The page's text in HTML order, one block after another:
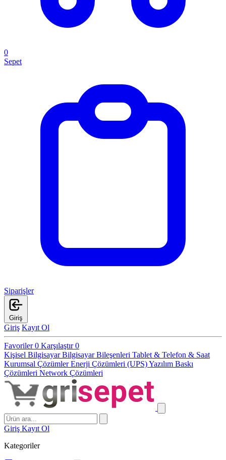
0
Sepet
Siparişler
Giriş
Giriş Kayıt Ol
Favoriler0 Karşılaştır0
Kişisel BilgisayarBilgisayar Bileşenleri Tablet & Telefon & Saat
Kurumsal ÇözümlerEnerji Çözümleri (UPS)Yazılım Baskı
Çözümleri Network Çözümleri
Giriş Kayıt Ol
Kategoriler